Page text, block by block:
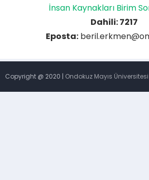
İnsan Kaynakları Birim
Dahili: 7217
Eposta:
Copyright @ 2020 | Ondokuz Mayıs